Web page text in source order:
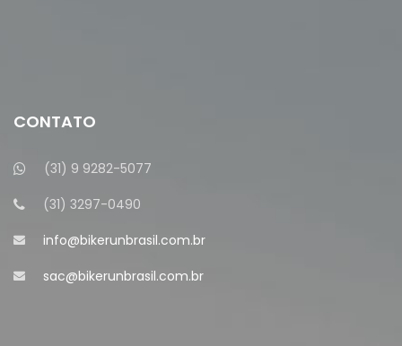
CONTATO
(31) 9 9282-5077
(31) 3297-0490
info@bikerunbrasil.com.br
sac@bikerunbrasil.com.br